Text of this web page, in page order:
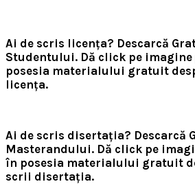
Ai de scris licența? Descarcă
Studentului. Dă click pe
posesia materialului gratuit
licența.
Ai de scris disertația? Descarcă
Masterandului. Dă click pe
în posesia materialului gratuit
scrii disertația.